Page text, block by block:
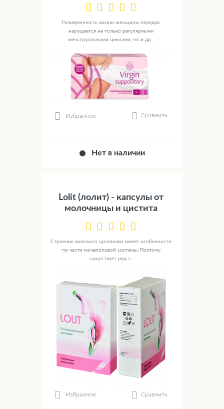
Размеренность жизни женщины нередко
нарушается не только регулярными
менструальными циклами, но и др...
Избранное Сравнить
Нет в наличии
Lolit (лолит) - капсулы от
молочницы и цистита
Строение женского организма имеет особенности
по части мочеполовой системы. Поэтому
существует ряд з...
Избранное Сравнить